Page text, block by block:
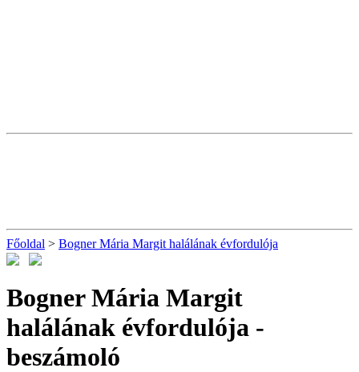
Főoldal > Bogner Mária Margit halálának évfordulója
Bogner Mária Margit
halálának évfordulója -
beszámoló